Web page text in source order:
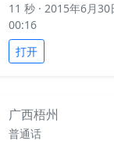
11 秒 · 2015年6月30
00:16
打开
广西梧州
普通话